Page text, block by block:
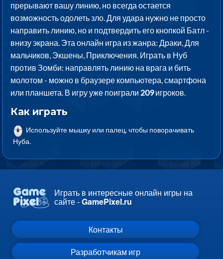
прерывают вашу линию, но всегда остается
возможность одолеть зло. Для удара нужно не просто
направить линию, но и подтвердить его кнопкой Батл -
внизу экрана. Эта онлайн игра из жанра: Драки, Для
мальчиков, Экшены, Приключения. Играть в Нуб
против Зомби: направлять линию на врага и бить
молотом - можно в браузере компьютера, смартфона
или планшета. В игру уже поиграли 209игроков.
Как играть
Используйте мышку или палец, чтобы поворачивать
Нуба.
Играть в интересные онлайн игры на
сайте -GamePixel.ru
Контакты
Разработчикам игр